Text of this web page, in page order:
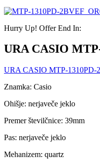
Hurry Up! Offer End In:
URA CASIO
URA CASIO MTP-1310PD-
Znamka: Casio
Ohišje: nerjaveče jeklo
Premer številčnice: 39mm
Pas: nerjaveče jeklo
Mehanizem: quartz